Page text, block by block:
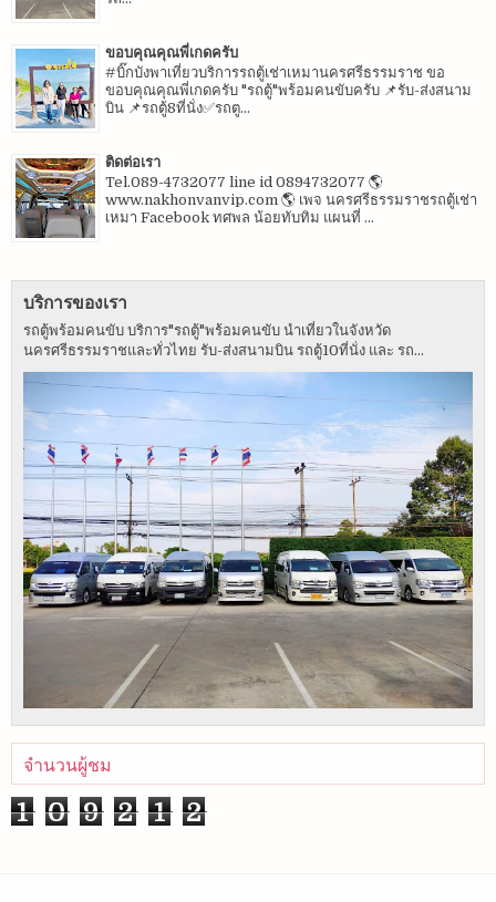
ขอบคุณคุณพี่เกดครับ
#บิ๊กบังพาเที่ยวบริการรถตู้เช่าเหมานครศรีธรรมราช ขอ
ขอบคุณคุณพี่เกดครับ "รถตู้"พร้อมคนขับครับ 📌รับ-ส่งสนาม
บิน 📌รถตู้8ที่นั่ง✅รถตู...
ติดต่อเรา
Tel.089-4732077 line id 0894732077 🌎
www.nakhonvanvip.com 🌎 เพจ นครศรีธรรมราชรถตู้เช่า
เหมา Facebook ทศพล น้อยทับทิม แผนที่ ...
บริการของเรา
รถตู้พร้อมคนขับ บริการ"รถตู้"พร้อมคนขับ นำเที่ยวในจังหวัด
นครศรีธรรมราชและทั่วไทย รับ-ส่งสนามบิน รถตู้10ที่นั่ง และ รถ...
จำนวนผู้ชม
1 0 9 2 1 2